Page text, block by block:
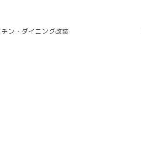
ン・ダイニング改装